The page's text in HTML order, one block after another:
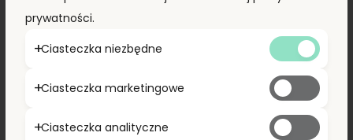
prywatności.
Ciasteczka niezbędne
Ciasteczka marketingowe
Ciasteczka analityczne